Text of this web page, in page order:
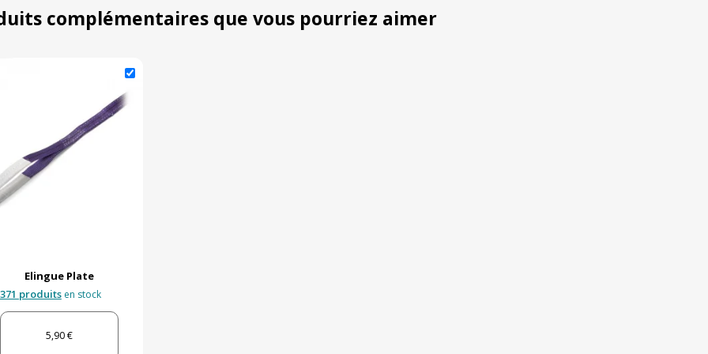
complémentaires que vous pourriez aimer
Elingue Plate
371 produitsen stock
5,90 €